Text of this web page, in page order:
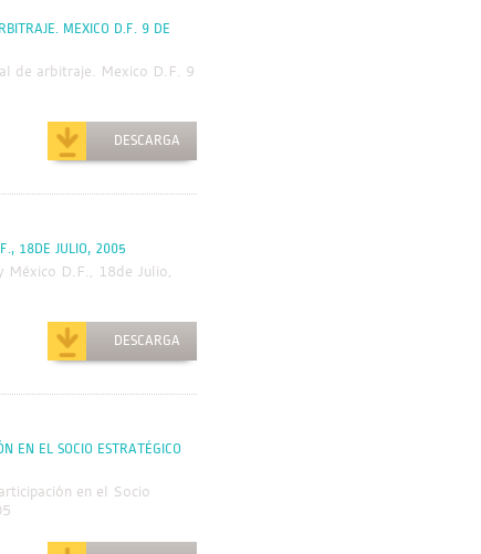
MEXICO D.F. 9 DE
de arbitraje. Mexico D.F. 9
DESCARGA
18DE JULIO, 2005
México D.F., 18de Julio,
DESCARGA
EN EL SOCIO ESTRATÉGICO
en el Socio